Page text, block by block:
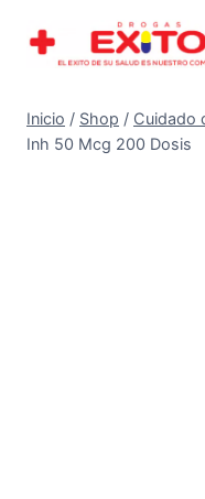
Inicio / Shop / Cuidado
Inh 50 Mcg 200 Dosis